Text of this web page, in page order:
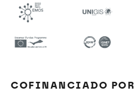
COFINANCIADO POR